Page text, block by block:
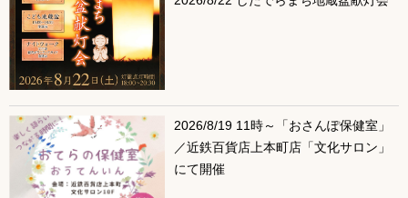
2026/8/19 11時～「おさんぽ保健室」
／近鉄百貨店上本町店「文化サロン」
にて開催